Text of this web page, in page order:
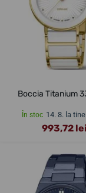
Boccia Titanium
În stoc 14. 8. la
993,72 lei